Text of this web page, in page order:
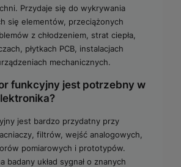
Przydaje się do wykrywania
się elementów, przeciążonych
z chłodzeniem, strat ciepła,
płytkach PCB, instalacjach
mechanicznych.
funkcyjny jest potrzebny w
jest bardzo przydatny przy
filtrów, wejść analogowych,
pomiarowych i prototypów.
badany układ sygnał o znanych